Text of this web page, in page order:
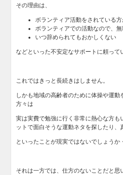
その理由は、
ボランティア活動をされている
ボランティアでの活動なので、
いつ辞められてもおかしくない
などといった不安定なサポートに頼って
これではきっと長続きはしません。
しかも地域の高齢者のために体操や運
方々は
実は実費で勉強に行く非常に熱心な方も
ットで面白そうな運動ネタを探したり、
といったことが現実ではないでしょうか
それは一方では、仕方のないことだと思